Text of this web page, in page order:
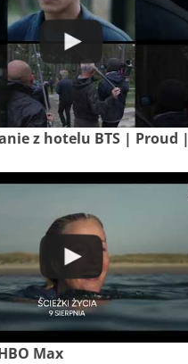
z hotelu BTS | Proud |
Max